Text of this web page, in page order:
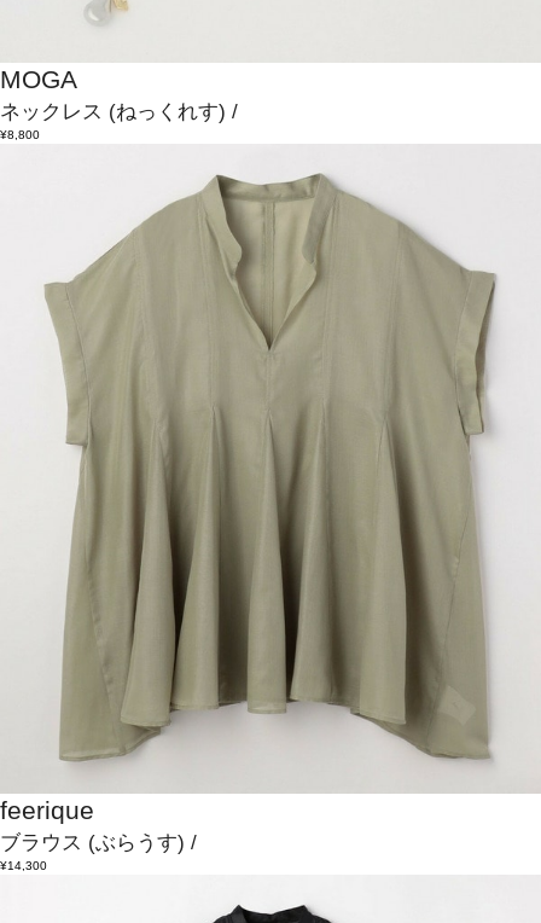
MOGA
ネックレス (ねっくれす) /
¥8,800
feerique
ブラウス (ぶらうす) /
¥14,300